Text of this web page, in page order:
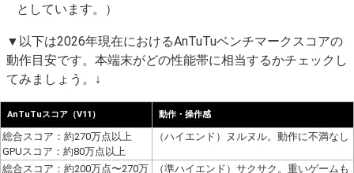
としています。）
▼以下は2026年現在におけるAnTuTuベンチマークスコアの
動作目安です。本端末がどの性能帯に相当するかチェックし
てみましょう。↓
AnTuTuスコア（V11） 動作・操作感
総合スコア：約270万点以上
GPUスコア：約80万点以上
（ハイエンド）ヌルヌル。動作に不満なし
総合スコア：約200万点〜270万
（準ハイエンド）サクサク。重いゲームも